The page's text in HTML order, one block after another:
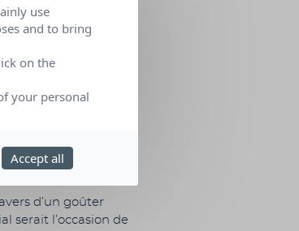
lors d’une
leur permettant
une
d’un goûter
serait l’occasion de
use
and to bring
on the
your personal
Accept all